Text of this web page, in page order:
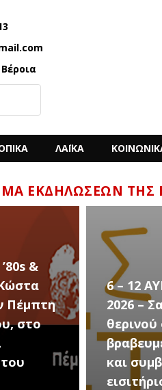
ΛΑΪΚΑ
ΕΚΔΗΛΏΣΕΩΝ ΤΗΣ
του
με 7
Ο
στην
για την
Τρίτη